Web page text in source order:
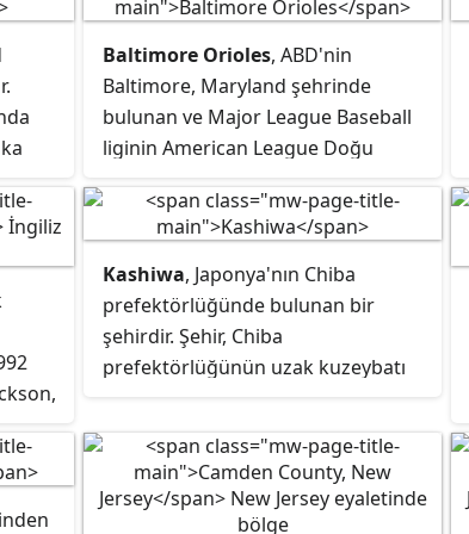
bu
Baltimore Orioles, ABD'nin
Baltimore, Maryland şehrinde
bulunan ve Major League Baseball
liginin American League Doğu
takımıdır.
Kashiwa, Japonya'nın Chiba
prefektörlüğünde bulunan bir
şehirdir. Şehir, Chiba
prefektörlüğünün uzak kuzeybatı
yer almaktadır. Yüzölçümü
114.19 km² olan şehrin nüfusu 1
Aralık 2015 tarihi itibarı ile